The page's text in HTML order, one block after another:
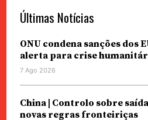
Últimas Notícias
ONU condena sanções dos
alerta para crise
7 Ago 2026
China | Controlo sobre
novas regras fronteiriças